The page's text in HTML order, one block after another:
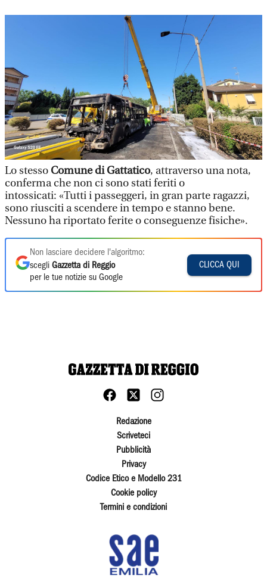
Lo stesso Comune di Gattatico, attraverso una nota,
conferma che non ci sono stati feriti o
intossicati: «Tutti i passeggeri, in gran parte ragazzi,
sono riusciti a scendere in tempo e stanno bene.
Nessuno ha riportato ferite o conseguenze fisiche».
Non lasciare decidere l'algoritmo:
scegli Gazzetta di Reggio
per le tue notizie su Google
CLICCA QUI
Redazione
Scriveteci
Pubblicità
Privacy
Codice Etico e Modello 231
Cookie policy
Termini e condizioni